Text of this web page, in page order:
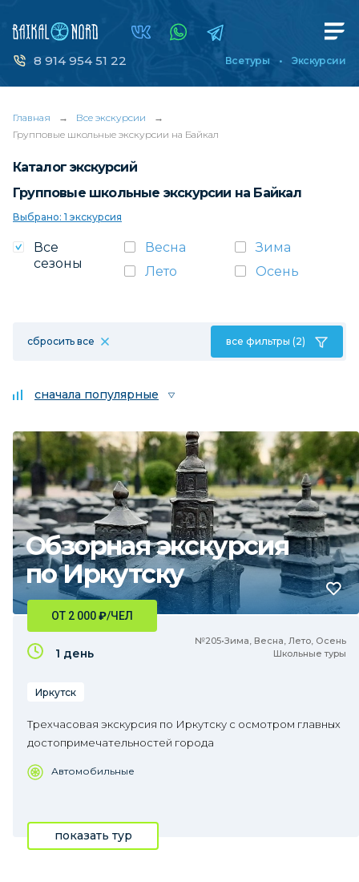
8 914 954 51 22 Все туры Экскурсии
Главная → Все экскурсии
→
Групповые школьные экскурсии на Байкал
Каталог экскурсий
Групповые школьные экскурсии на Байкал
Выбрано: 1 экскурсия
Все
сезоны
Весна
Зима
Лето
Осень
сбросить все все фильтры (2)
сначала популярные
Обзорная экскурсия
по Иркутску
№205•Зима, Весна, Лето, Осень
Школьные туры
ОТ 2 000₽/ЧЕЛ
1 день
Иркутск
Трехчасовая экскурсия по Иркутску с осмотром главных
достопримечательностей города
Автомобильные
показать тур